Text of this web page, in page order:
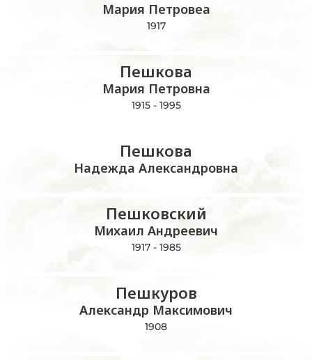
Мария Петровеа
1917
Пешкова
Мария Петровна
1915 - 1995
Пешкова
Надежда Александровна
Пешковский
Михаил Андреевич
1917 - 1985
Пешкуров
Александр Максимович
1908